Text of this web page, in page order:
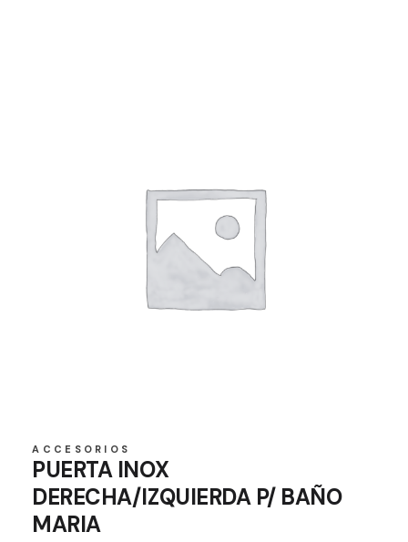
ACCESORIOS
PUERTA INOX
DERECHA/IZQUIERDA P/ BAÑO
MARIA